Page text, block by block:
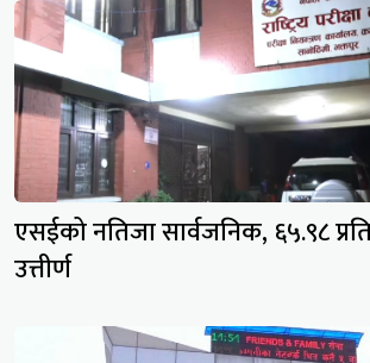
एसईको नतिजा सार्वजनिक, ६५.९८
उत्तीर्ण